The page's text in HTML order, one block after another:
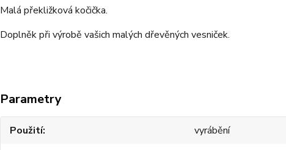
Malá překližková kočička.
Doplněk při výrobě vašich malých dřevěných vesniček.
Parametry
Použití
vyrábění